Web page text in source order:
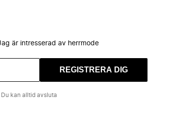
är intresserad av herrmode
REGISTRERA DIG
Du kan alltid avsluta